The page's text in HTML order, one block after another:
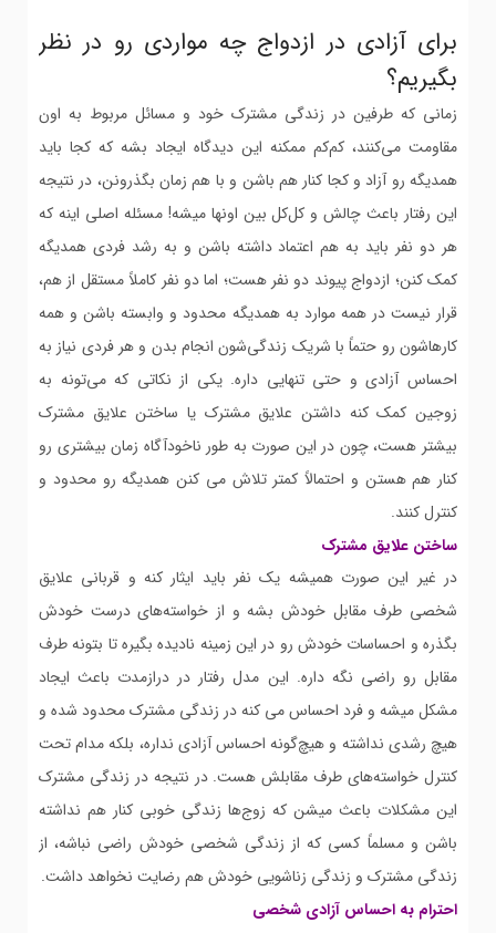
برای آزادی در ازدواج چه مواردی رو در نظر
بگیریم؟
زمانی که طرفین در زندگی مشترک خود و مسائل مربوط به اون
مقاومت می‌کنند، کم‌کم ممکنه این دیدگاه ایجاد بشه که کجا باید
همدیگه رو آزاد و کجا کنار هم باشن و با هم زمان بگذرونن، در نتیجه
این رفتار باعث چالش و کل‌کل بین اونها میشه! مسئله اصلی اینه که
هر دو نفر باید به هم اعتماد داشته باشن و به رشد فردی همدیگه
کمک کنن؛ ازدواج پیوند دو نفر هست؛ اما دو نفر کاملاً مستقل از هم،
قرار نیست در همه موارد به همدیگه محدود و وابسته باشن و همه
کارهاشون رو حتماً با شریک زندگی‌شون انجام بدن و هر فردی نیاز به
احساس آزادی و حتی تنهایی داره. یکی از نکاتی که می‌تونه به
زوجین کمک کنه داشتن علایق مشترک یا ساختن علایق مشترک
بیشتر هست، چون در این صورت به طور ناخودآگاه زمان بیشتری رو
کنار هم هستن و احتمالاً کمتر تلاش می کنن همدیگه رو محدود و
کنترل کنند.
ساختن علایق مشترک
در غیر این صورت همیشه یک نفر باید ایثار کنه و قربانی علایق
شخصی طرف مقابل خودش بشه و از خواسته‌های درست خودش
بگذره و احساسات خودش رو در این زمینه نادیده بگیره تا بتونه طرف
مقابل رو راضی نگه داره. این مدل رفتار در درازمدت باعث ایجاد
مشکل میشه و فرد احساس می کنه در زندگی مشترک محدود شده و
هیچ رشدی نداشته و هیچ‌گونه احساس آزادی نداره، بلکه مدام تحت
کنترل خواسته‌های طرف مقابلش هست. در نتیجه در زندگی مشترک
این مشکلات باعث میشن که زوج‌ها زندگی خوبی کنار هم نداشته
باشن و مسلماً کسی که از زندگی شخصی خودش راضی نباشه، از
زندگی مشترک و زندگی زناشویی خودش هم رضایت نخواهد داشت.
احترام به احساس آزادی شخصی